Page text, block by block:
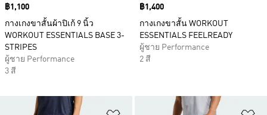
Price
฿1,100
กางเกงขาสั้นผ้าปิเก้ 9 นิ้ว
WORKOUT ESSENTIALS BASE 3-
STRIPES
ผู้ชาย Performance
3 สี
Price
฿1,400
กางเกงขาสั้น WORKOUT
ESSENTIALS FEELREADY
ผู้ชาย Performance
2 สี
เพิ่มไปยังรายการสินค้าโปรด